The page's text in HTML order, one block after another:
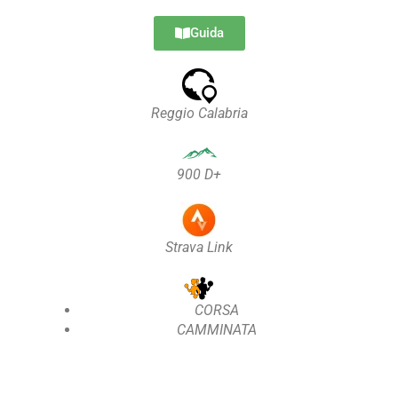
Guida
Reggio Calabria
900 D+
Strava Link
CORSA
CAMMINATA